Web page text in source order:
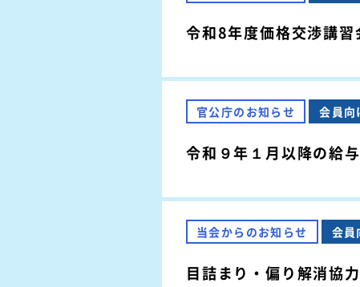
令和8年度価格交渉講習
官公庁のお知らせ 会員向
令和９年１月以降の給
当会からのお知らせ 会員
目詰まり・偏り解消協